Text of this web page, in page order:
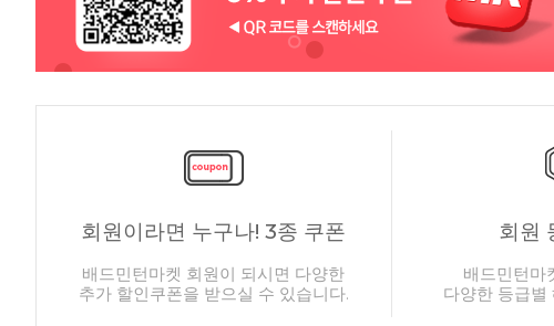
회원이라면 누구나! 3종 쿠폰
배드민턴마켓 회원이 되시면 다양한
추가 할인쿠폰을 받으실 수 있습니다.
회원
배드민턴마
다양한 등급별